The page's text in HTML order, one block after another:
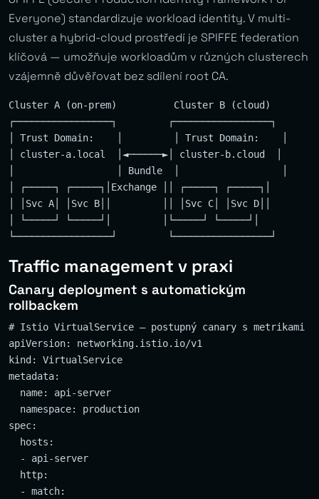
Everyone) standardizuje workload identity. V multi-
cluster a hybrid-cloud prostředí je SPIFFE federation
klíčová — umožňuje workloadům v různých clusterech
vzájemně důvěřovat bez sdílení root CA.
Cluster A (on-prem)          Cluster B (cloud)
┌─────────────────┐         ┌─────────────────┐
│ Trust Domain:    │         │ Trust Domain:    │
│ cluster-a.local  │◄──────►│ cluster-b.cloud  │
│                  │ Bundle  │                  │
│ ┌─────┐ ┌─────┐│Exchange ││ ┌─────┐ ┌─────┐│
│ │Svc A│ │Svc B││         ││ │Svc C│ │Svc D││
│ └─────┘ └─────┘│         │└─────┘ └─────┘│
Traffic management v praxi
Canary deployment s automatickým
rollbackem
# Istio VirtualService — postupný canary s metrikami
apiVersion: networking.istio.io/v1
kind: VirtualService
metadata:
  name: api-server
  namespace: production
spec:
  hosts:
  - api-server
  http:
  - match: